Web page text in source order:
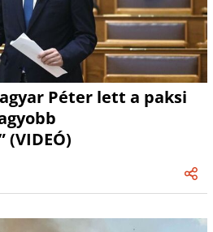
Péter lett a paksi